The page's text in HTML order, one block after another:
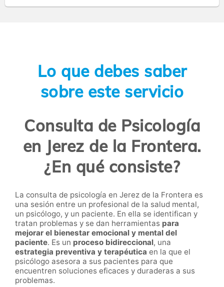
Lo que debes saber
sobre este servicio
Consulta de Psicología
en Jerez de la Frontera.
¿En qué consiste?
La consulta de psicología en Jerez de la Frontera es
una sesión entre un profesional de la salud mental,
un psicólogo, y un paciente. En ella se identifican y
tratan problemas y se dan herramientas para
mejorar el bienestar emocional y mental del
paciente. Es un proceso bidireccional, una
estrategia preventiva y terapéutica en la que el
psicólogo asesora a sus pacientes para que
encuentren soluciones eficaces y duraderas a sus
problemas.